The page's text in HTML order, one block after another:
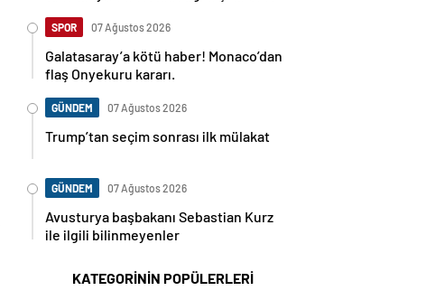
SPOR 07 Ağustos 2026
Galatasaray’a kötü haber! Monaco’dan
flaş Onyekuru kararı.
GÜNDEM 07 Ağustos 2026
Trump’tan seçim sonrası ilk mülakat
GÜNDEM 07 Ağustos 2026
Avusturya başbakanı Sebastian Kurz
ile ilgili bilinmeyenler
KATEGORİNİN POPÜLERLERİ